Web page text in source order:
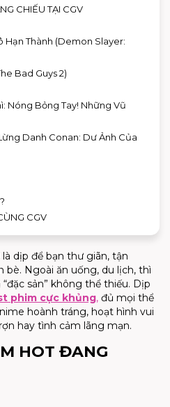
CHIẾU TẠI CGV
Hạn Thành (Demon Slayer:
Bad Guys 2)
Nóng Bỏng Tay! Những Vũ
Danh Conan: Dư Ảnh Của
CGV
dịp để bạn thư giãn, tận
bè. Ngoài ăn uống, du lịch, thì
sản” không thể thiếu. Dịp
phim cực khủng, đủ mọi thể
hoành tráng, hoạt hình vui
hay tình cảm lãng mạn.
HOT ĐANG